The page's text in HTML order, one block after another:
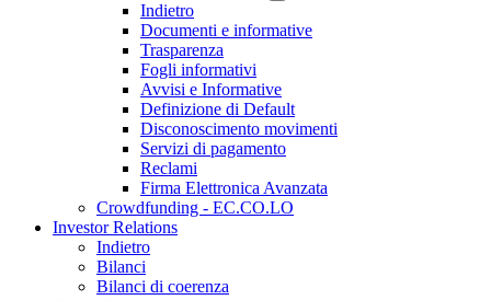
Indietro
Documenti e informative
Trasparenza
Fogli informativi
Avvisi e Informative
Definizione di Default
Disconoscimento movimenti
Servizi di pagamento
Reclami
Firma Elettronica Avanzata
Crowdfunding - EC.CO.LO
Investor Relations
Indietro
Bilanci
Bilanci di coerenza